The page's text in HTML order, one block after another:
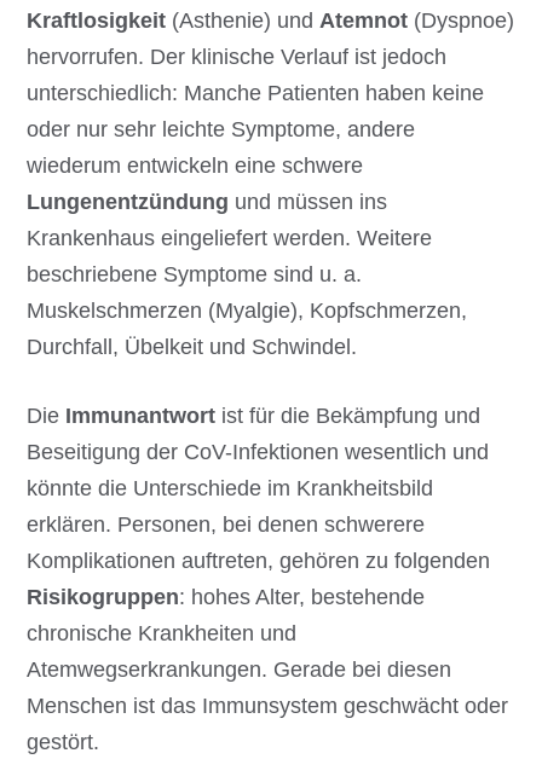
Kraftlosigkeit (Asthenie) undAtemnot (Dyspnoe)
hervorrufen. Der klinische Verlauf ist jedoch
unterschiedlich: Manche Patienten haben keine
oder nur sehr leichte Symptome, andere
wiederum entwickeln eine schwere
Lungenentzündung und müssen ins
Krankenhaus eingeliefert werden. Weitere
beschriebene Symptome sind u. a.
Muskelschmerzen (Myalgie), Kopfschmerzen,
Durchfall, Übelkeit und Schwindel.
Die Immunantwort ist für die Bekämpfung und
Beseitigung der CoV-Infektionen wesentlich und
könnte die Unterschiede im Krankheitsbild
erklären. Personen, bei denen schwerere
Komplikationen auftreten, gehören zu folgenden
Risikogruppen: hohes Alter, bestehende
chronische Krankheiten und
Atemwegserkrankungen. Gerade bei diesen
Menschen ist das Immunsystem geschwächt oder
gestört.